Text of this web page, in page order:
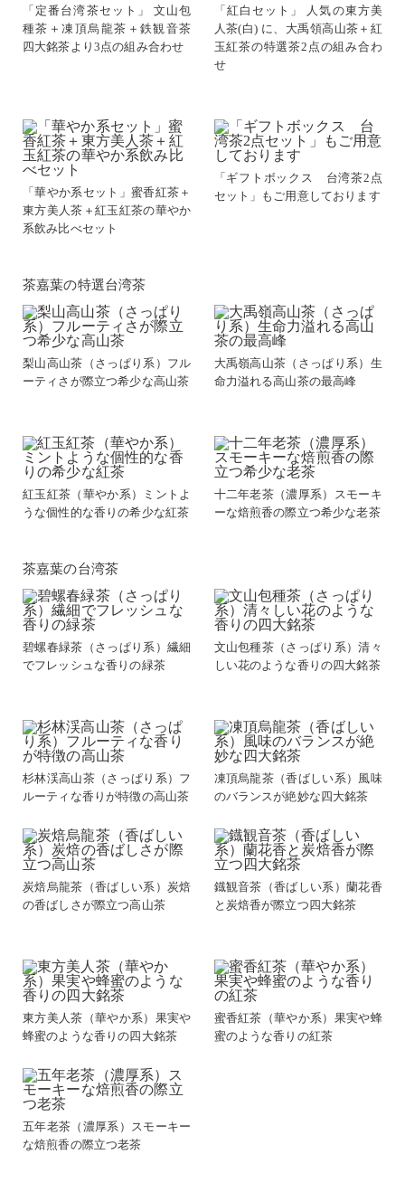
「定番台湾茶セット」 文山包
種茶＋凍頂烏龍茶＋鉄観音茶
四大銘茶より3点の組み合わせ
「紅白セット」 人気の東方美
人茶(白) に、大禹領高山茶＋紅
玉紅茶の特選茶2点の組み合わ
せ
「華やか系セット」蜜香紅茶＋
東方美人茶＋紅玉紅茶の華やか
系飲み比べセット
「ギフトボックス 台湾茶2点
セット」もご用意しております
茶嘉葉の特選台湾茶
梨山高山茶（さっぱり系）フル
ーティさが際立つ希少な高山茶
大禹嶺高山茶（さっぱり系）生
命力溢れる高山茶の最高峰
紅玉紅茶（華やか系）ミントよ
うな個性的な香りの希少な紅茶
十二年老茶（濃厚系）スモーキ
ーな焙煎香の際立つ希少な老茶
茶嘉葉の台湾茶
碧螺春緑茶（さっぱり系）繊細
でフレッシュな香りの緑茶
文山包種茶（さっぱり系）清々
しい花のような香りの四大銘茶
杉林渓高山茶（さっぱり系）フ
ルーティな香りが特徴の高山茶
凍頂烏龍茶（香ばしい系）風味
のバランスが絶妙な四大銘茶
炭焙烏龍茶（香ばしい系）炭焙
の香ばしさが際立つ高山茶
鐡観音茶（香ばしい系）蘭花香
と炭焙香が際立つ四大銘茶
東方美人茶（華やか系）果実や
蜂蜜のような香りの四大銘茶
蜜香紅茶（華やか系）果実や蜂
蜜のような香りの紅茶
五年老茶（濃厚系）スモーキー
な焙煎香の際立つ老茶